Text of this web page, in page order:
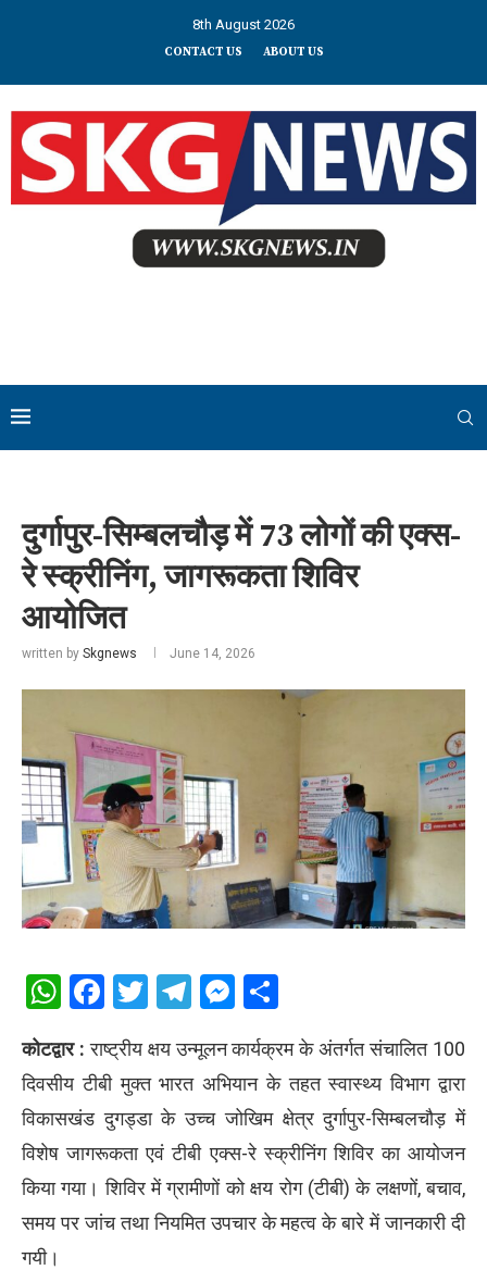
8th August 2026
CONTACT US ABOUT US
दुर्गापुर-सिम्बलचौड़ में 73 लोगों की एक्स-
रे स्क्रीनिंग, जागरूकता शिविर
आयोजित
written by Skgnews June 14, 2026
WhatsApp
Facebook
Twitter
Telegram
Messenger
कोटद्वार : राष्ट्रीय क्षय उन्मूलन कार्यक्रम के अंतर्गत संचालित 100
दिवसीय टीबी मुक्त भारत अभियान के तहत स्वास्थ्य विभाग द्वारा
विकासखंड दुगड्डा के उच्च जोखिम क्षेत्र दुर्गापुर-सिम्बलचौड़ में
विशेष जागरूकता एवं टीबी एक्स-रे स्क्रीनिंग शिविर का आयोजन
किया गया। शिविर में ग्रामीणों को क्षय रोग (टीबी) के लक्षणों, बचाव,
समय पर जांच तथा नियमित उपचार के महत्व के बारे में जानकारी दी
गयी।